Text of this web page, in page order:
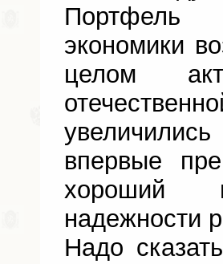
Портфель
экономики
целом
впервые
хороший
надежности
Надо